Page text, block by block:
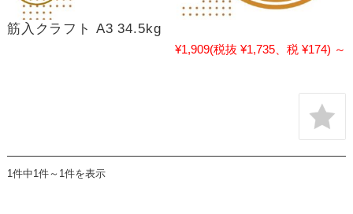
筋入クラフト A3 34.5kg
¥1,909(税抜 ¥1,735、税 ¥174) ～
1件中1件～1件を表示